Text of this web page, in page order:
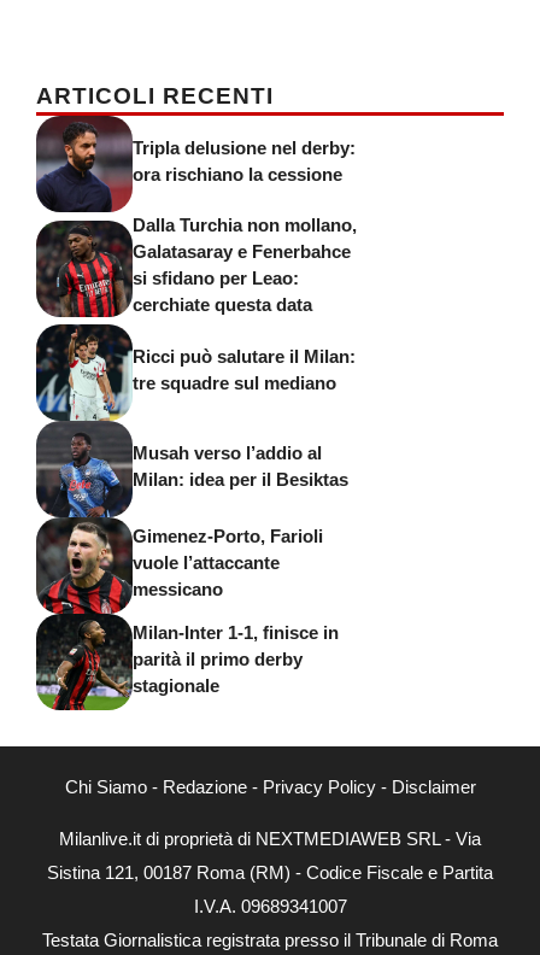
ARTICOLI RECENTI
Tripla delusione nel derby:
ora rischiano la cessione
Dalla Turchia non mollano,
Galatasaray e Fenerbahce
si sfidano per Leao:
cerchiate questa data
Ricci può salutare il Milan:
tre squadre sul mediano
Musah verso l’addio al
Milan: idea per il Besiktas
Gimenez-Porto, Farioli
vuole l’attaccante
messicano
Milan-Inter 1-1, finisce in
parità il primo derby
stagionale
Chi Siamo- Redazione- Privacy Policy- Disclaimer
Milanlive.it di proprietà di NEXTMEDIAWEB SRL - Via
Sistina 121, 00187 Roma (RM) - Codice Fiscale e Partita
I.V.A. 09689341007
Testata Giornalistica registrata presso il Tribunale di Roma